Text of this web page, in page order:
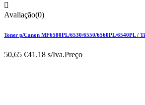

Avaliação(0)
Toner p/Canon MF6580PL/6530/6550/6560PL/6540PL /
50,65 €41.18 s/Iva.Preço